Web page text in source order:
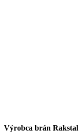
Výrobca brán Rakstal